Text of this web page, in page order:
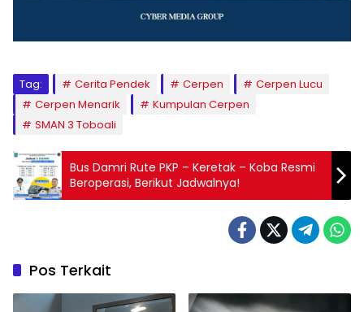
Tag: Cerita Pendek Cerpen
Cerpen Lucu
Cerpen Menarik
Kumpulan Cerpen
SMAN 3 Toboali
Bus Damri Rute PKP – Keretak – Koba Resmi
Beroperasi, Berikut Jadwalnya!
Pos Terkait